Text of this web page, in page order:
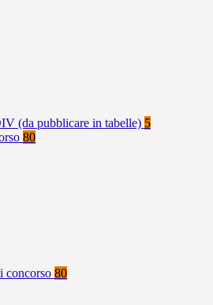
(da pubblicare in tabelle) 5
80
concorso 80